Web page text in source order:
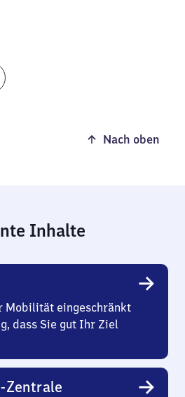
Nach oben
Inhalte
Mobilität eingeschränkt
dass Sie gut Ihr Ziel
Zentrale